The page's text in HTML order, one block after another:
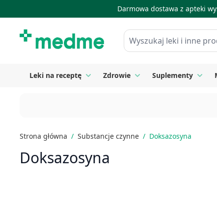
Darmowa dostawa z apteki
Wyszukaj leki i inne produkty
Leki na receptę Toggle submenu for Leki na receptę
Zdrowie Toggle submenu for
Suplementy
Strona główna / Substancje czynne / Doksazosyna
Doksazosyna